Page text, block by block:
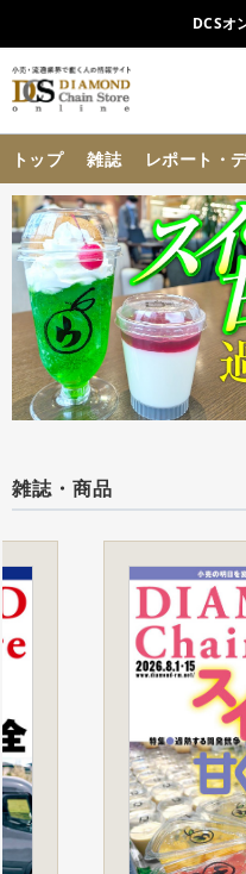
DCSオ
トップ 雑誌 レポート・
雑誌・商品